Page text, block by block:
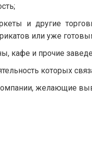
и другие
или уже
кафе и прочие
которых
желающие